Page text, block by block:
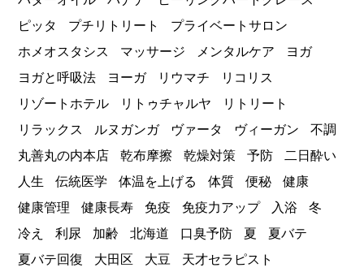
ピッタ
プチリトリート
プライベートサロン
ホメオスタシス
マッサージ メンタルケア
ヨガ
ヨガと呼吸法
ヨーガ リウマチ
リコリス
リゾートホテル
リトゥチャルヤ
リトリート
リラックス
ルヌガンガ ヴァータ ヴィーガン
不調
丸善丸の内本店
乾布摩擦 乾燥対策 予防
二日酔い
人生
伝統医学 体温を上げる 体質 便秘
健康
健康管理
健康長寿 免疫 免疫力アップ 入浴
冬
冷え
利尿 加齢 北海道 口臭予防 夏
夏バテ
夏バテ回復
大田区 大豆
天才セラピスト